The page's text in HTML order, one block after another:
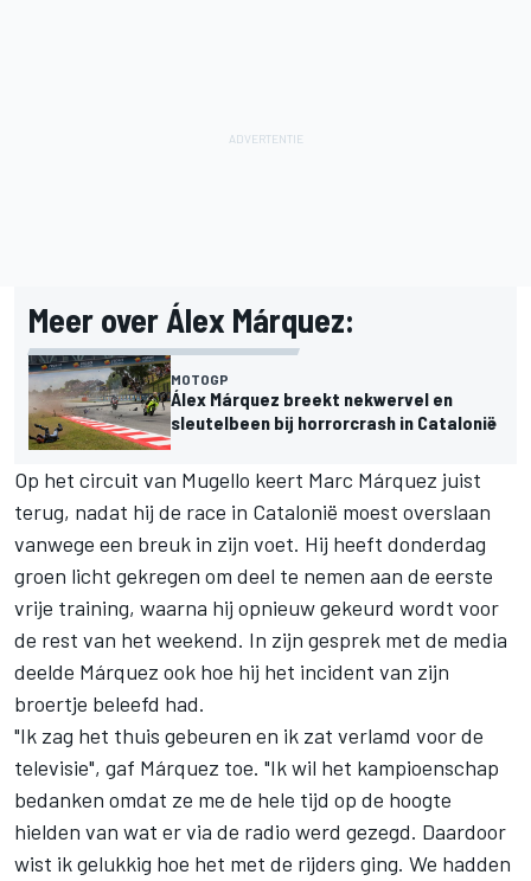
Meer over Álex Márquez:
MOTOGP
Álex Márquez breekt nekwervel en
sleutelbeen bij horrorcrash in Catalonië
Op het circuit van Mugello keert Marc Márquez juist
terug, nadat hij de race in Catalonië moest overslaan
vanwege een breuk in zijn voet. Hij heeft donderdag
groen licht gekregen om deel te nemen aan de eerste
vrije training, waarna hij opnieuw gekeurd wordt voor
de rest van het weekend. In zijn gesprek met de media
deelde Márquez ook hoe hij het incident van zijn
broertje beleefd had.
"Ik zag het thuis gebeuren en ik zat verlamd voor de
televisie", gaf Márquez toe. "Ik wil het kampioenschap
bedanken omdat ze me de hele tijd op de hoogte
hielden van wat er via de radio werd gezegd. Daardoor
wist ik gelukkig hoe het met de rijders ging. We hadden